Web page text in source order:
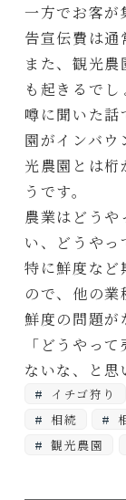
一方でお客
告宣伝費は通
また、観光
も起きるでし
噂に聞いた話
園がインバ
光農園とは桁
うです。
農業はどうや
い、どうやっ
特に鮮度など
ので、他の業
鮮度の問題が
「どうやっ
ないな、と思
イチゴ狩り
相続
観光農園